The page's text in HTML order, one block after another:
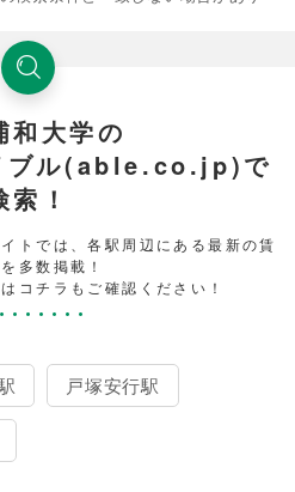
和大学の
ブル(able.co.jp)で
索！
トでは、各駅周辺にある最新の賃
多数掲載！
コチラもご確認ください！
戸塚安行駅